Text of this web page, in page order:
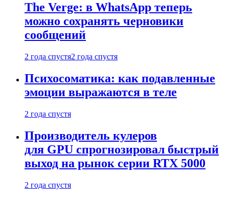
The Verge: в WhatsApp теперь
можно сохранять черновики
сообщений
2 года спустя2 года спустя
Психосоматика: как подавленные
эмоции выражаются в теле
2 года спустя
Производитель кулеров
для GPU спрогнозировал быстрый
выход на рынок серии RTX 5000
2 года спустя